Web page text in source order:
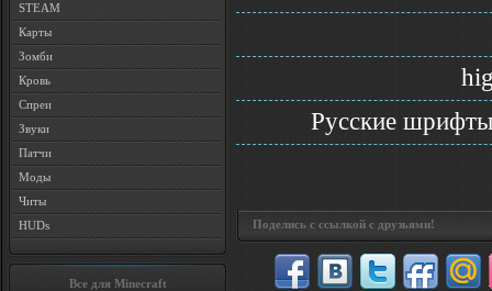
STEAM
Карты
Зомби
Кровь
Спреи
Звуки
Патчи
Моды
Читы
HUDs
Все для Minecraft
Русские
Поделись с ссылкой с друзьями!